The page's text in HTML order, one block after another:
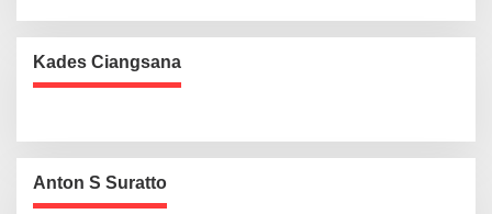
Kades Ciangsana
Anton S Suratto